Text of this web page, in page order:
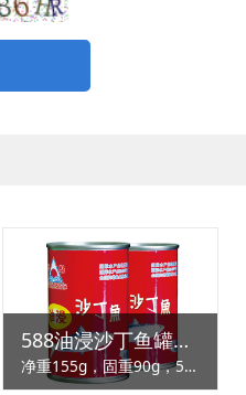
588油浸沙丁鱼罐头（155g）
净重155g，固重90g，50罐/箱